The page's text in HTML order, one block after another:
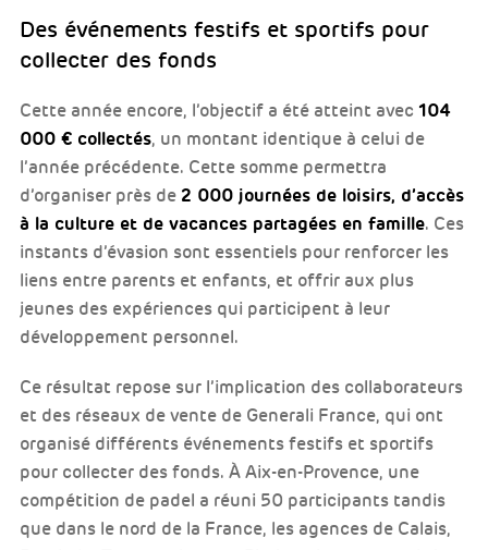
Des événements festifs et sportifs pour
collecter des fonds
Cette année encore, l’objectif a été atteint avec 104
000 € collectés, un montant identique à celui de
l’année précédente. Cette somme permettra
d’organiser près de 2 000 journées de loisirs, d’accès
à la culture et de vacances partagées en famille. Ces
instants d’évasion sont essentiels pour renforcer les
liens entre parents et enfants, et offrir aux plus
jeunes des expériences qui participent à leur
développement personnel.
Ce résultat repose sur l’implication des collaborateurs
et des réseaux de vente de Generali France, qui ont
organisé différents événements festifs et sportifs
pour collecter des fonds. À Aix-en-Provence, une
compétition de padel a réuni 50 participants tandis
que dans le nord de la France, les agences de Calais,